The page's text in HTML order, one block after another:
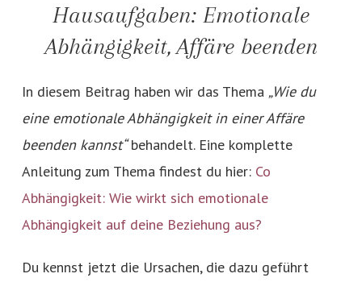
Hausaufgaben: Emotionale
Abhängigkeit, Affäre beenden
In diesem Beitrag haben wir das Thema „Wie du
eine emotionale Abhängigkeit in einer Affäre
beenden kannst“behandelt. Eine komplette
Anleitung zum Thema findest du hier: Co
Abhängigkeit: Wie wirkt sich emotionale
Abhängigkeit auf deine Beziehung aus?
Du kennst jetzt die Ursachen, die dazu geführt